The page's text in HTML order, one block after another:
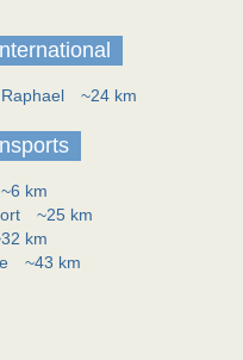
~24 km
~6 km
~25 km
km
~43 km